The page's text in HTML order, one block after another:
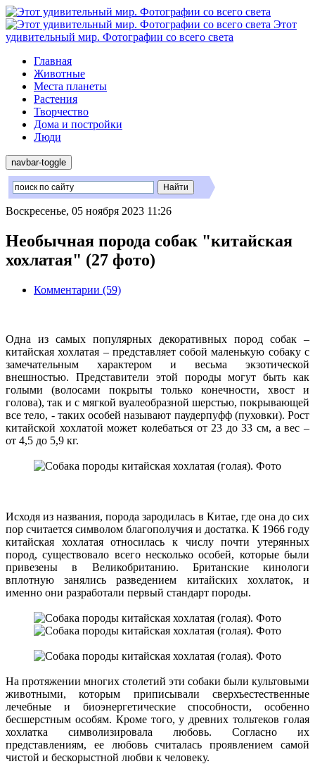
Этот
удивительный мир. Фотографии со всего света
Главная
Животные
Места планеты
Растения
Творчество
Дома и постройки
Люди
navbar-toggle
Воскресенье, 05 ноября 2023 11:26
Необычная порода собак "китайская
хохлатая" (27 фото)
Комментарии (59)
Одна из самых популярных декоративных пород собак –
китайская хохлатая – представляет собой маленькую собаку с
замечательным характером и весьма экзотической
внешностью. Представители этой породы могут быть как
голыми (волосами покрыты только конечности, хвост и
голова), так и с мягкой вуалеобразной шерстью, покрывающей
все тело, - таких особей называют паудерпуфф (пуховки). Рост
китайской хохлатой может колебаться от 23 до 33 см, а вес –
от 4,5 до 5,9 кг.
Исходя из названия, порода зародилась в Китае, где она до сих
пор считается символом благополучия и достатка. К 1966 году
китайская хохлатая относилась к числу почти утерянных
пород, существовало всего несколько особей, которые были
привезены в Великобританию. Британские кинологи
вплотную занялись разведением китайских хохлаток, и
именно они разработали первый стандарт породы.
На протяжении многих столетий эти собаки были культовыми
животными, которым приписывали сверхъестественные
лечебные и биоэнергетические способности, особенно
бесшерстным особям. Кроме того, у древних тольтеков голая
хохлатка символизировала любовь. Согласно их
представлениям, ее любовь считалась проявлением самой
чистой и бескорыстной любви к человеку.